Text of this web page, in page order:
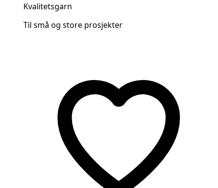
Kvalitetsgarn
Til små og store prosjekter